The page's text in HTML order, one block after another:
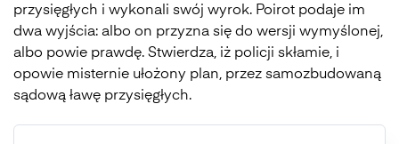
przysięgłych i wykonali swój wyrok. Poirot podaje im
dwa wyjścia: albo on przyzna się do wersji wymyślonej,
albo powie prawdę. Stwierdza, iż policji skłamie, i
opowie misternie ułożony plan, przez samozbudowaną
sądową ławę przysięgłych.